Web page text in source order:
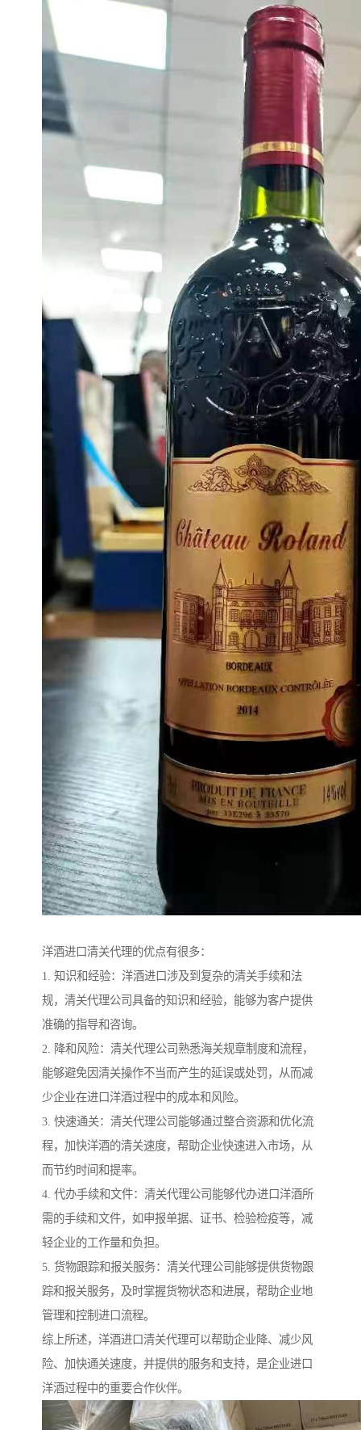
洋酒进口清关代理的优点有很多：
1. 知识和经验：洋酒进口涉及到复杂的清关手续和法
规，清关代理公司具备的知识和经验，能够为客户提供
准确的指导和咨询。
2. 降和风险：清关代理公司熟悉海关规章制度和流程，
能够避免因清关操作不当而产生的延误或处罚，从而减
少企业在进口洋酒过程中的成本和风险。
3. 快速通关：清关代理公司能够通过整合资源和优化流
程，加快洋酒的清关速度，帮助企业快速进入市场，从
而节约时间和提率。
4. 代办手续和文件：清关代理公司能够代办进口洋酒所
需的手续和文件，如申报单据、证书、检验检疫等，减
轻企业的工作量和负担。
5. 货物跟踪和报关服务：清关代理公司能够提供货物跟
踪和报关服务，及时掌握货物状态和进展，帮助企业地
管理和控制进口流程。
综上所述，洋酒进口清关代理可以帮助企业降、减少风
险、加快通关速度，并提供的服务和支持，是企业进口
洋酒过程中的重要合作伙伴。